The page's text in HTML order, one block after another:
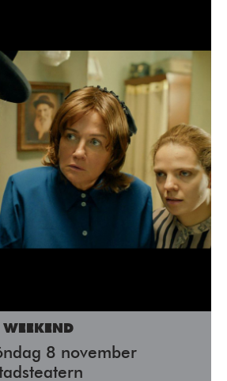
8 november